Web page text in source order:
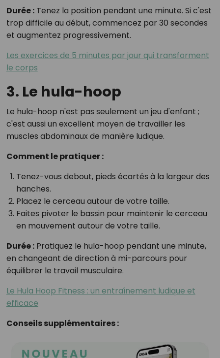
Durée :Tenez la position pendant une minute. Si c'est
trop difficile au début, commencez par 30 secondes
et augmentez progressivement.
Les exercices de 5 minutes par jour qui transforment
le corps
3. Le hula-hoop
Le hula-hoop n'est pas seulement un jeu d'enfant ;
c'est aussi un excellent moyen de travailler les
muscles abdominaux de manière ludique.
Comment le pratiquer :
Tenez-vous debout, pieds écartés à la largeur des
hanches.
Placez le cerceau autour de votre taille.
Faites pivoter le bassin pour maintenir le cerceau
en mouvement autour de votre taille.
Durée :Pratiquez le hula-hoop pendant une minute,
en changeant de direction à mi-parcours pour
équilibrer le travail musculaire.
Le Hula Hoop Fitness : un entraînement ludique et
efficace
Conseils supplémentaires :